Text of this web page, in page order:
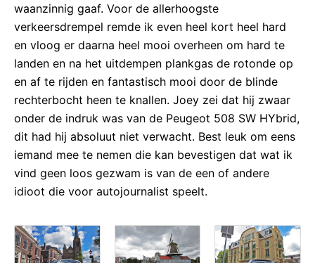
waanzinnig gaaf. Voor de allerhoogste
verkeersdrempel remde ik even heel kort heel hard
en vloog er daarna heel mooi overheen om hard te
landen en na het uitdempen plankgas de rotonde op
en af te rijden en fantastisch mooi door de blinde
rechterbocht heen te knallen. Joey zei dat hij zwaar
onder de indruk was van de Peugeot 508 SW HYbrid,
dit had hij absoluut niet verwacht. Best leuk om eens
iemand mee te nemen die kan bevestigen dat wat ik
vind geen loos gezwam is van de een of andere
idioot die voor autojournalist speelt.